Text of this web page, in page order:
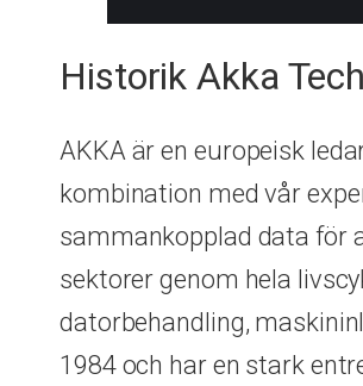
Historik Akka
AKKA är en europeisk
kombination med vår
sammankopplad data för
sektorer genom hela
datorbehandling,
1984 och har en stark